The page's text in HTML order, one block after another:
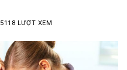
5118 LƯỢT XEM